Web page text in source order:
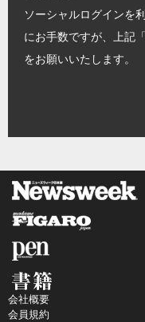
ソーシャルログインを
にお手数ですが、上記
をお願いいたします。
会社概要
会員規約